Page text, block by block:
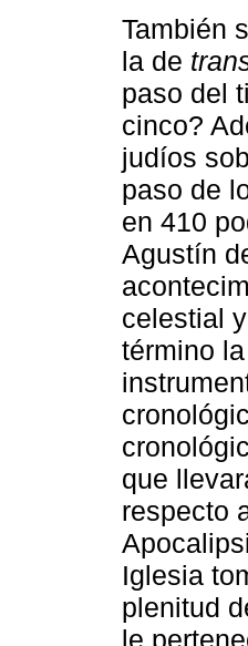
También
la de
paso del
cinco?
judíos
paso de
en 410
Agustín
celestial
término
que
respecto
Iglesia
plenitud
le